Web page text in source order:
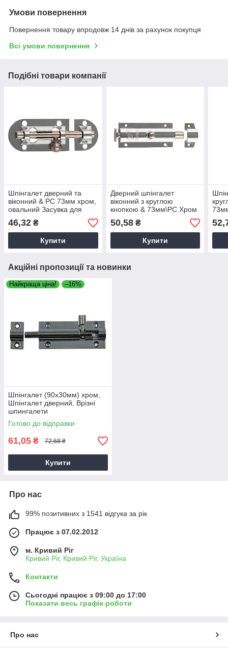
Умови повернення
Повернення товару впродовж 14 днів за рахунок покупця
Всі умови повернення
Подібні товари компанії
Шпінгалет дверний та
віконний & PС 73мм хром,
овальний Засувка для
вікон та дверей
46,32 ₴
Купити
Дверний шпінгалет
віконний з круглою
кнопкою & 73мм\PC Хром
накладний металевий
Засувка для вікон та
дверей
50,58₴
Купити
Акційні пропозиції та новинки
Найкраща ціна! –16%
Шпінгалет (90х30мм) хром,
Шпінгалет дверний, Врізні
шпингалети
Готово до відправки
61,05 ₴ 72,68 ₴
Купити
Про нас
99% позитивних з 1541 відгука за рік
Працює з 07.02.2012
м. Кривий Ріг
Кривий Ріг, Кривий Ріг, Україна
Контакти
Сьогодні працює з 09:00 до 17:00
Показати весь графік роботи
Про нас